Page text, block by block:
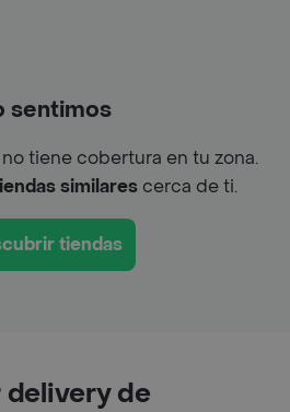
sentimos
tiene cobertura en tu zona.
similarescerca de ti.
tiendas
delivery de